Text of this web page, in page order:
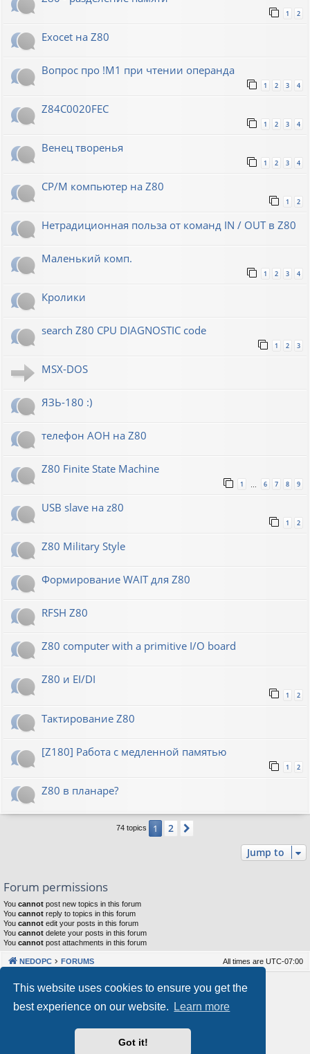
This website uses cookies to ensure you get the
best experience on our website.
Learn more
Got it!
1 2
Exocet на Z80
Вопрос про !M1 при чтении операнда
1 2 3 4
Z84C0020FEC
1 2 3 4
Венец творенья
1 2 3 4
CP/M компьютер на Z80
1 2
Нетрадиционная польза от команд IN / OUT в Z80
Маленький комп.
1 2 3 4
Кролики
search Z80 CPU DIAGNOSTIC code
1 2 3
MSX-DOS
ЯЗЬ-180 :)
телефон АОН на Z80
Z80 Finite State Machine
1 … 6 7 8 9
USB slave на z80
1 2
Z80 Military Style
Формирование WAIT для Z80
RFSH Z80
Z80 computer with a primitive I/O board
Z80 и EI/DI
1 2
Тактирование Z80
[Z180] Работа с медленной памятью
1 2
Z80 в планаре?
74 topics 1 2
Jump to
Forum permissions
You cannot post new topics in this forum
You cannot reply to topics in this forum
You cannot edit your posts in this forum
You cannot delete your posts in this forum
You cannot post attachments in this forum
NEDOPC FORUMS All times are UTC-07:00
Powered by phpBB® Forum Software © phpBB Limited
Our VPS Hosting By RimuHosting
This server is located in London data center